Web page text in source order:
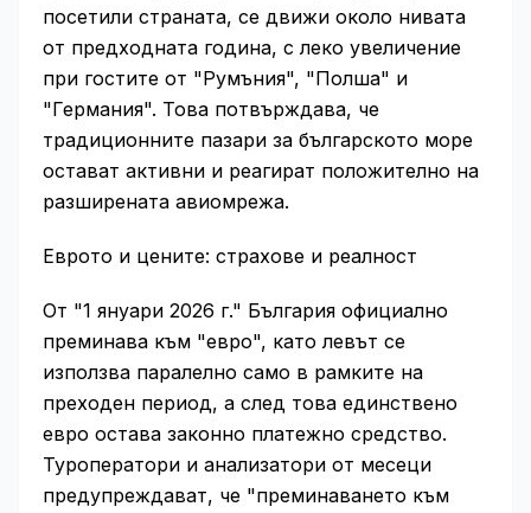
посетили страната, се движи около нивата
от предходната година, с леко увеличение
при гостите от "Румъния", "Полша" и
"Германия". Това потвърждава, че
традиционните пазари за българското море
остават активни и реагират положително на
разширената авиомрежа.
Еврото и цените: страхове и реалност
От "1 януари 2026 г." България официално
преминава към "евро", като левът се
използва паралелно само в рамките на
преходен период, а след това единствено
евро остава законно платежно средство.
Туроператори и анализатори от месеци
предупреждават, че "преминаването към